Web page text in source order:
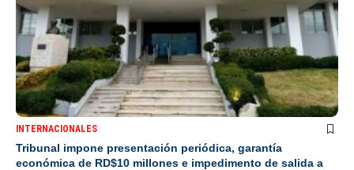
INTERNACIONALES
Tribunal impone presentación periódica, garantía
económica de RD$10 millones e impedimento de salida a